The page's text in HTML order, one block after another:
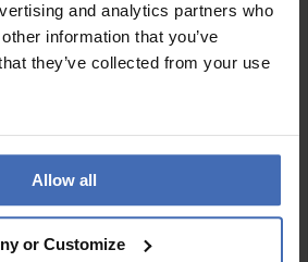
and analytics partners who
information that you’ve
they’ve collected from your use
Allow all
or Customize
CHF 380.00
Junkers Dessau